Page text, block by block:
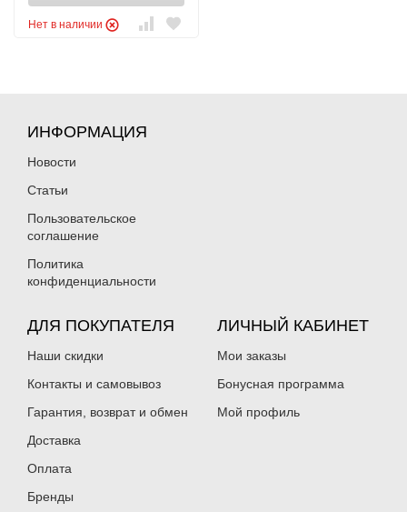
Нет в наличии
ИНФОРМАЦИЯ
Новости
Статьи
Пользовательское
соглашение
Политика
конфиденциальности
ДЛЯ ПОКУПАТЕЛЯ
Наши скидки
Контакты и самовывоз
Гарантия, возврат и обмен
Доставка
Оплата
Бренды
ЛИЧНЫЙ КАБИНЕТ
Мои заказы
Бонусная программа
Мой профиль